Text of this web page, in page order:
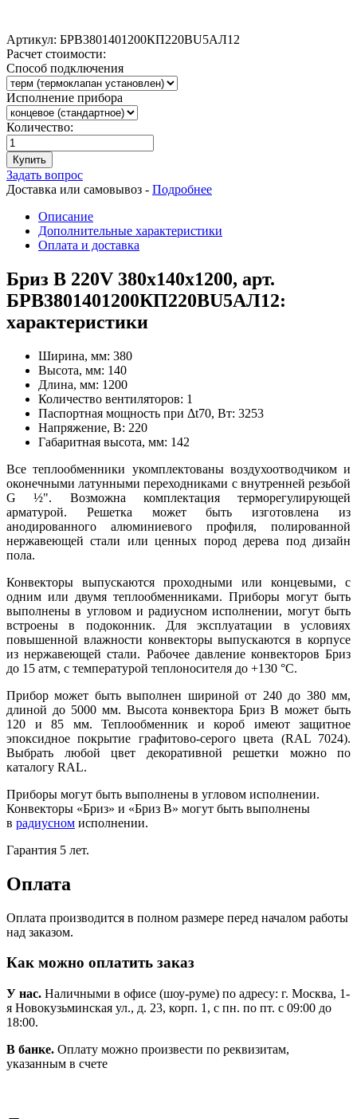
Артикул: БРВ3801401200КП220ВU5АЛ12
Расчет стоимости:
Способ подключения
Исполнение прибора
Количество:
Купить
Задать вопрос
Доставка или самовывоз - Подробнее
Описание
Дополнительные характеристики
Оплата и доставка
Бриз В 220V 380x140x1200, арт.
БРВ3801401200КП220ВU5АЛ12:
характеристики
Ширина, мм: 380
Высота, мм: 140
Длина, мм: 1200
Количество вентиляторов: 1
Паспортная мощность при Δt70, Вт: 3253
Напряжение, В: 220
Габаритная высота, мм: 142
Все теплообменники укомплектованы воздухоотводчиком и
оконечными латунными переходниками с внутренней резьбой
G ½". Возможна комплектация терморегулирующей
арматурой. Решетка может быть изготовлена из
анодированного алюминиевого профиля, полированной
нержавеющей стали или ценных пород дерева под дизайн
пола.
Конвекторы выпускаются проходными или концевыми, с
одним или двумя теплообменниками. Приборы могут быть
выполнены в угловом и радиусном исполнении, могут быть
встроены в подоконник. Для эксплуатации в условиях
повышенной влажности конвекторы выпускаются в корпусе
из нержавеющей стали. Рабочее давление конвекторов Бриз
до 15 атм, с температурой теплоносителя до +130 °С.
Прибор может быть выполнен шириной от 240 до 380 мм,
длиной до 5000 мм. Высота конвектора Бриз В может быть
120 и 85 мм. Теплообменник и короб имеют защитное
эпоксидное покрытие графитово-серого цвета (RAL 7024).
Выбрать любой цвет декоративной решетки можно по
каталогу RAL.
Приборы могут быть выполнены в угловом исполнении.
Конвекторы «Бриз» и «Бриз В» могут быть выполнены
в радиусном исполнении.
Гарантия 5 лет.
Оплата
Оплата производится в полном размере перед началом работы
над заказом.
Как можно оплатить заказ
У нас. Наличными в офисе (шоу-руме) по адресу: г. Москва, 1-
я Новокузьминская ул., д. 23, корп. 1, с пн. по пт. с 09:00 до
18:00.
В банке. Оплату можно произвести по реквизитам,
указанным в счете